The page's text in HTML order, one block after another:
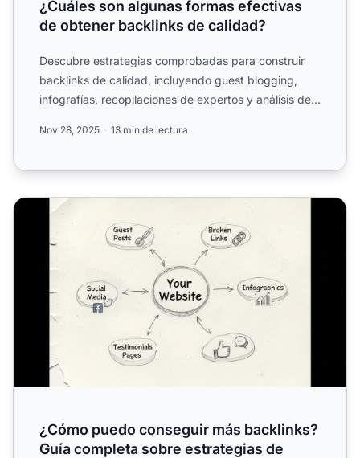
¿Cuáles son algunas formas efectivas
de obtener backlinks de calidad?
Descubre estrategias comprobadas para construir
backlinks de calidad, incluyendo guest blogging,
infografías, recopilaciones de expertos y análisis de
Nov 28, 2025 13 min de lectura
¿Cómo puedo conseguir más backlinks? Guía completa
¿Cómo puedo conseguir más backlinks?
Guía completa sobre estrategias de